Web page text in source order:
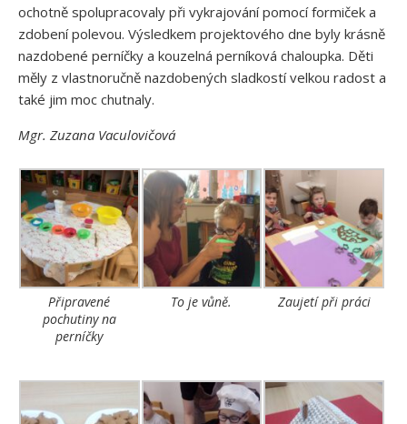
ochotně spolupracovaly při vykrajování pomocí formiček a
zdobení polevou. Výsledkem projektového dne byly krásně
nazdobené perníčky a kouzelná perníková chaloupka. Děti
měly z vlastnoručně nazdobených sladkostí velkou radost a
také jim moc chutnaly.
Mgr. Zuzana Vaculovičová
Připravené
pochutiny na
perníčky
To je vůně. Zaujetí při práci